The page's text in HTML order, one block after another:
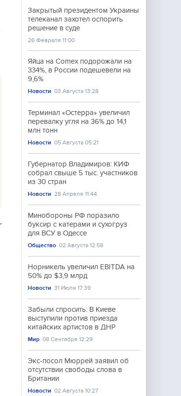
Закрытый президентом Украины
телеканал захотел оспорить
решение в суде
26 Февраля 11:00
Яйца на Comex подорожали на
334%, в России подешевели на
9,6%
Новости 03 Августа 13:28
Терминал «Остерра» увеличил
перевалку угля на 36% до 14,1
млн тонн
Новости 05 Августа 05:21
Губернатор Владимиров: КИФ
собрал свыше 5 тыс. участников
из 30 стран
Новости 28 Апреля 11:44
Минобороны РФ поразило
буксир с катерами и сухогруз
для ВСУ в Одессе
Общество 02 Августа 12:58
Норникель увеличил EBITDA на
50% до $3,9 млрд
Новости 31 Июля 17:39
Забыли спросить: В Киеве
выступили против приезда
китайских артистов в ДНР
Мир 08 Сентября 12:29
Экс-посол Мюррей заявил об
отсутствии свободы слова в
Британии
Новости 02 Августа 10:27